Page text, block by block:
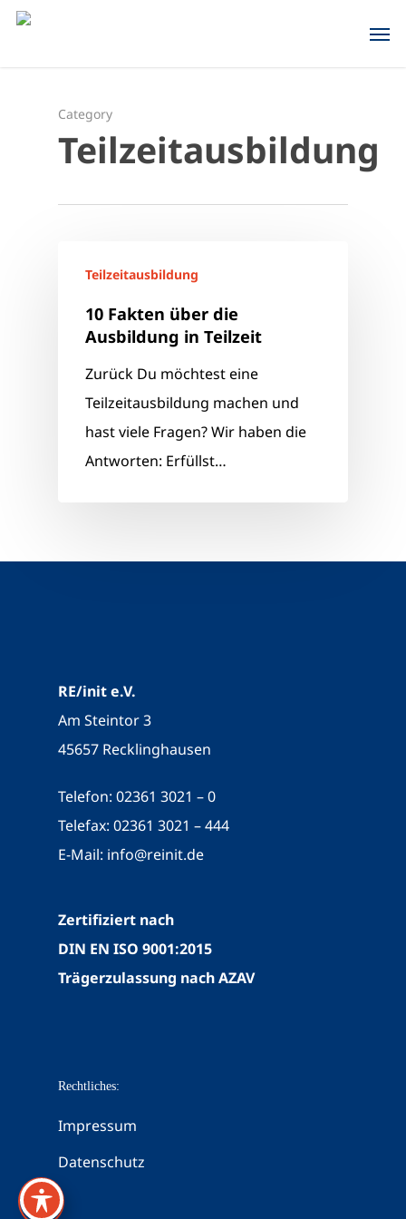
Skip
Category
Teilzeitausbildung
Teilzeitausbildung
10 Fakten über die
Ausbildung in Teilzeit
Zurück Du möchtest eine
Teilzeitausbildung machen und
hast viele Fragen? Wir haben die
Antworten: Erfüllst…
RE/init e.V.
Am Steintor 3
45657 Recklinghausen
Telefon: 02361 3021 – 0
Telefax: 02361 3021 – 444
E-Mail: info@reinit.de
Zertifiziert nach
DIN EN ISO 9001:2015
Trägerzulassung nach AZAV
Rechtliches:
Impressum
Datenschutz